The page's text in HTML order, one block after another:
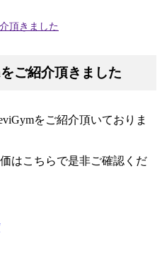
頂きました
ご紹介頂きました
をご紹介頂いておりま
はこちらで是非ご確認くだ